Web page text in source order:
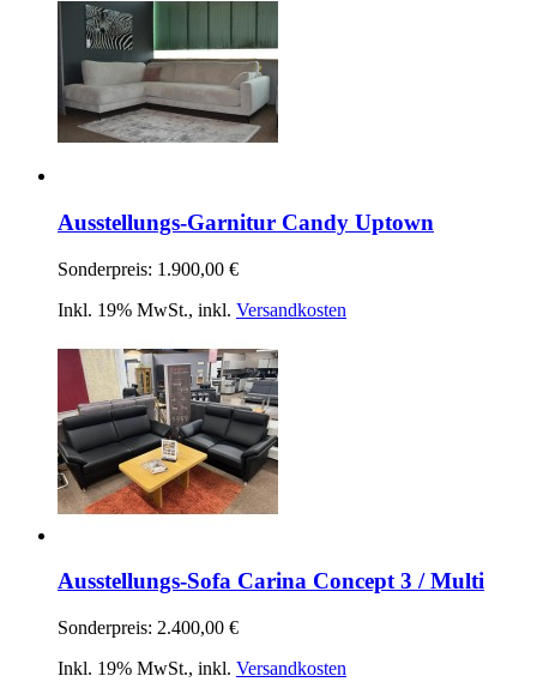
Ausstellungs-Garnitur Candy Uptown
Sonderpreis: 1.900,00 €
Inkl. 19% MwSt., inkl. Versandkosten
Ausstellungs-Sofa Carina Concept 3 / Multi
Sonderpreis: 2.400,00 €
Inkl. 19% MwSt., inkl. Versandkosten